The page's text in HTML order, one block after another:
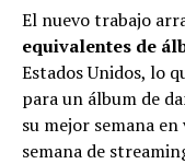
El nuevo trabajo
equivalentes de
Estados Unidos, lo
para un álbum de
su mejor semana
semana de